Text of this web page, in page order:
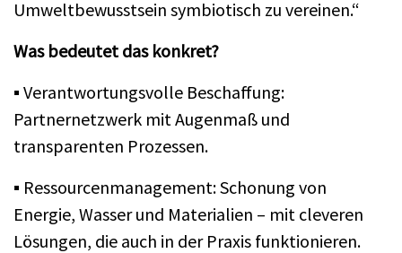
Umweltbewusstsein symbiotisch zu vereinen.“
Was bedeutet das konkret?
▪ Verantwortungsvolle Beschaffung:
Partnernetzwerk mit Augenmaß und
transparenten Prozessen.
▪ Ressourcenmanagement: Schonung von
Energie, Wasser und Materialien – mit cleveren
Lösungen, die auch in der Praxis funktionieren.